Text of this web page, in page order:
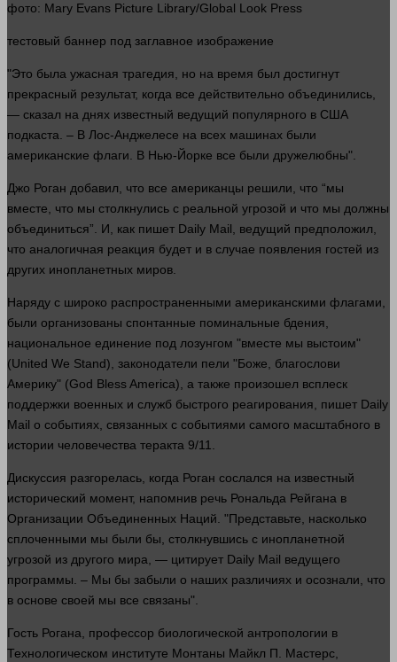
фото: Mary Evans Picture Library/Global Look Press
тестовый баннер под заглавное изображение
"Это была ужасная трагедия, но на время был достигнут
прекрасный результат, когда все действительно объединились,
— сказал на днях известный ведущий популярного в США
подкаста. – В Лос-Анджелесе на всех машинах были
американские флаги. В Нью-Йорке все были дружелюбны".
Джо Роган добавил, что все американцы решили, что “мы
вместе , что мы столкнулись с реальной угрозой и что мы должны
объединиться”. И, как пишет Daily Mail, ведущий предположил,
что аналогичная реакция будет и в случае появления гостей из
других инопланетных миров.
Наряду с широко распространенными американскими флагами,
были организованы спонтанные поминальные бдения,
национальное единение под лозунгом "вместе мы выстоим"
(United We Stand), законодатели пели "Боже, благослови
Америку" (God Bless America), а также произошел всплеск
поддержки военных и служб быстрого реагирования, пишет Daily
Mail о событиях, связанных с событиями самого масштабного в
истории человечества теракта 9/11.
Дискуссия разгорелась, когда Роган сослался на известный
исторический момент, напомнив речь Рональда Рейгана в
Организации Объединенных Наций. "Представьте, насколько
сплоченными мы были бы, столкнувшись с инопланетной
угрозой из другого мира, — цитирует Daily Mail ведущего
программы. – Мы бы забыли о наших различиях и осознали, что
в основе своей мы все связаны".
Гость Рогана, профессор биологической антропологии в
Технологическом институте Монтаны Майкл П. Мастерс,